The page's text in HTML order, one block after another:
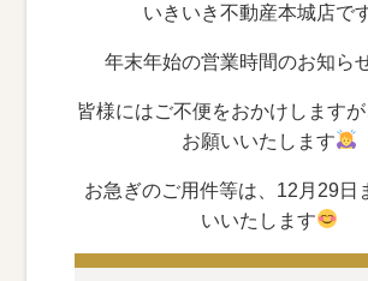
いきいき不動産本城店で
年末年始の営業時間のお知ら
皆様にはご不便をおかけしますが
お願いいたします
お急ぎのご用件等は、12月29日
いいたします
動